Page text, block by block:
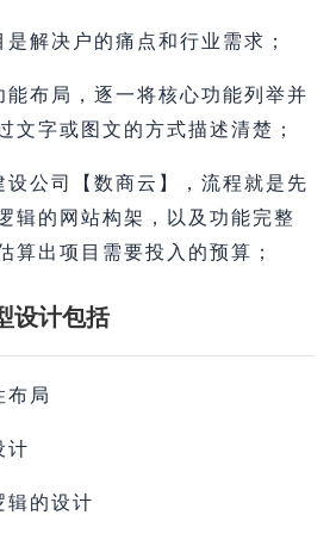
是解决户的痛点和行业需求；
能布局，逐一将核心功能列举并
文字或图文的方式描述清楚；
设公司【数商云】，流程就是先
辑的网站构架，以及功能完整
算出项目需要投入的预算；
设计包括
布局
计
辑的设计